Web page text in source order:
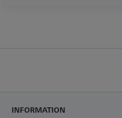
INFORMATION